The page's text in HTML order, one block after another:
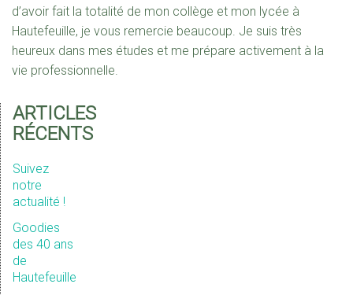
d’avoir fait la totalité de mon collège et mon lycée à
Hautefeuille, je vous remercie beaucoup. Je suis très
heureux dans mes études et me prépare activement à la
vie professionnelle.
ARTICLES
RÉCENTS
Suivez
notre
actualité !
Goodies
des 40 ans
de
Hautefeuille